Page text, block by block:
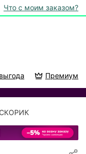
Что с моим заказом?
Премиум